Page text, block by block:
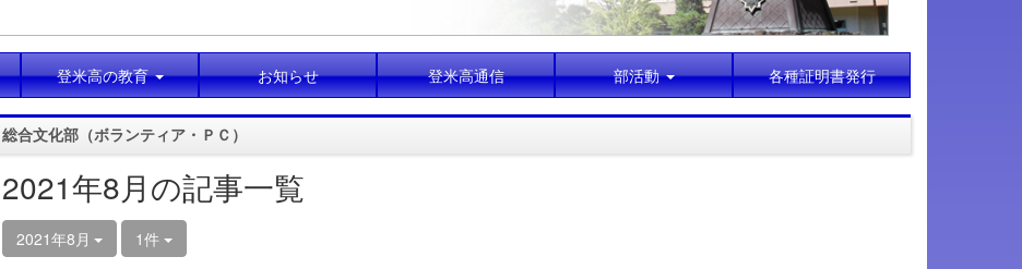
登米高の教育 お知らせ 登米高通信 部活動 各種証明書発行
総合文化部（ボランティア・ＰＣ）
2021年8月の記事一覧
2021年8月 1件